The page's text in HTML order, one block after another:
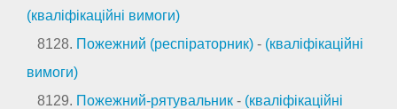
(кваліфікаційні вимоги)
8128. Пожежний (респіраторник) - (кваліфікаційні
вимоги)
8129. Пожежний-рятувальник - (кваліфікаційні